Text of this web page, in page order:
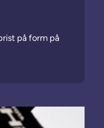
på form på